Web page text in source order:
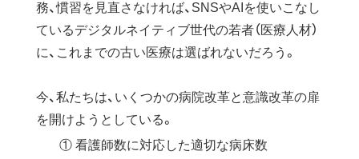
務、慣習を見直さなければ、SNSやAIを使いこなし
ているデジタルネイティブ世代の若者（医療人材）
に、これまでの古い医療は選ばれないだろう。
今、私たちは、いくつかの病院改革と意識改革の扉
を開けようとしている。
① 看護師数に対応した適切な病床数